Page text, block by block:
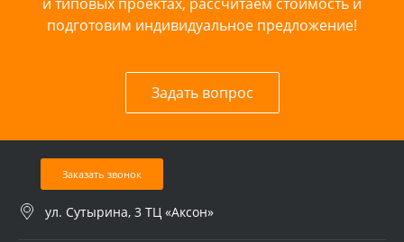
подготовим индивидуальное предложение!
Задать вопрос
Заказать звонок
ул. Сутырина, 3 ТЦ «Аксон»